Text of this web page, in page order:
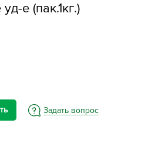
е (пак.1кг.)
Задать вопрос